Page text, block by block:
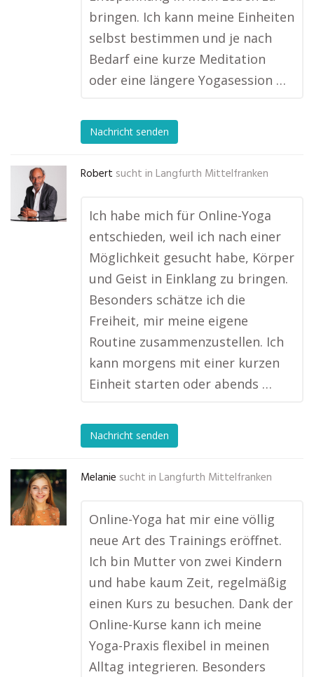
bringen. Ich kann meine Einheiten
selbst bestimmen und je nach
Bedarf eine kurze Meditation
oder eine längere Yogasession …
Nachricht senden
Robert sucht in Langfurth Mittelfranken
Ich habe mich für Online-Yoga
entschieden, weil ich nach einer
Möglichkeit gesucht habe, Körper
und Geist in Einklang zu bringen.
Besonders schätze ich die
Freiheit, mir meine eigene
Routine zusammenzustellen. Ich
kann morgens mit einer kurzen
Einheit starten oder abends …
Nachricht senden
Melanie sucht in Langfurth Mittelfranken
Online-Yoga hat mir eine völlig
neue Art des Trainings eröffnet.
Ich bin Mutter von zwei Kindern
und habe kaum Zeit, regelmäßig
einen Kurs zu besuchen. Dank der
Online-Kurse kann ich meine
Yoga-Praxis flexibel in meinen
Alltag integrieren. Besonders